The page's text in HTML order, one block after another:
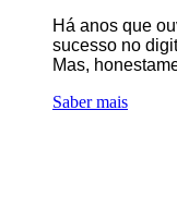
Há anos que
sucesso no
Mas,
Saber mais